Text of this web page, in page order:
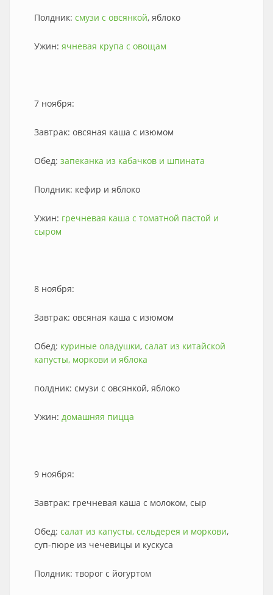
Полдник: смузи с овсянкой, яблоко
Ужин: ячневая крупа с овощам
7 ноября:
Завтрак: овсяная каша с изюмом
Обед: запеканка из кабачков и шпината
Полдник: кефир и яблоко
Ужин: гречневая каша с томатной пастой и
сыром
8 ноября:
Завтрак: овсяная каша с изюмом
Обед: куриные оладушки, салат из китайской
капусты, моркови и яблока
полдник: смузи с овсянкой, яблоко
Ужин: домашняя пицца
9 ноября:
Завтрак: гречневая каша с молоком, сыр
Обед: салат из капусты, сельдерея и моркови,
суп-пюре из чечевицы и кускуса
Полдник: творог с йогуртом